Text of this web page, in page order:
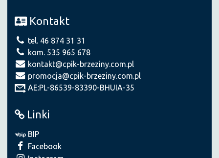
Kontakt
tel. 46 874 31 31
kom. 535 965 678
kontakt@cpik-brzeziny.com.pl
promocja@cpik-brzeziny.com.pl
AE:PL-86539-83390-BHUIA-35
Linki
BIP
Facebook